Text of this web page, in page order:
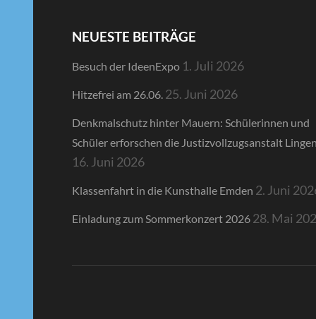
NEUESTE BEITRÄGE
Besuch der IdeenExpo 1. Juli 2026
Hitzefrei am 26.06. 25. Juni 2026
Denkmalschutz hinter Mauern: Schülerinnen und
Schüler erforschen die Justizvollzugsanstalt Lingen
16. Juni 2026
Klassenfahrt in die Kunsthalle Emden 2. Juni
Einladung zum Sommerkonzert 2026 28. Mai